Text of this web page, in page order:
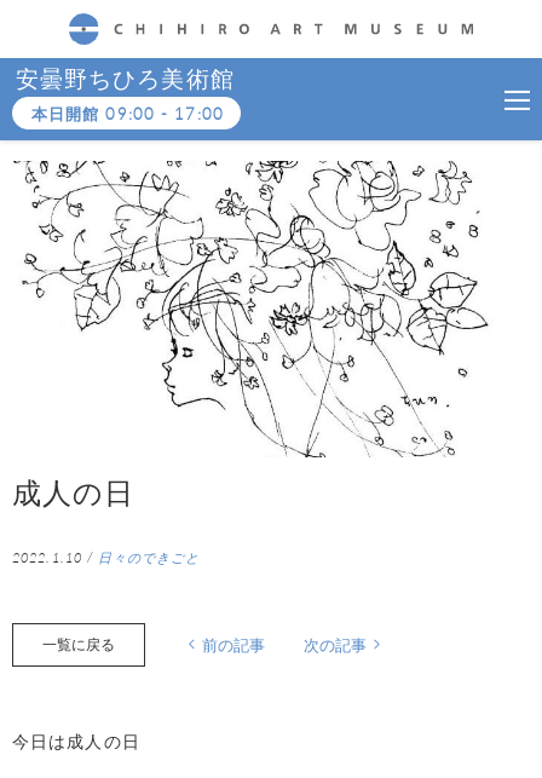
CHIHIRO ART MUSEUM
安曇野ちひろ美術館
本日開館09:00 - 17:00
成人の日
2022.1.10 / 日々のできごと
一覧に戻る 前の記事 次の記事
今日は成人の日